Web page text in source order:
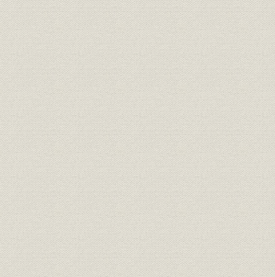
ハリス、日普間を斡旋する
3 中浜万次郎とミシン
海を渡る遣米使節
使節一行、はじめてミシンをみる
批准書交換
万次郎、ミシンを買う
4 幕末の洋装化
横浜開港
ドイツ商社の進出
横浜初期の貿易
西洋風俗の流入